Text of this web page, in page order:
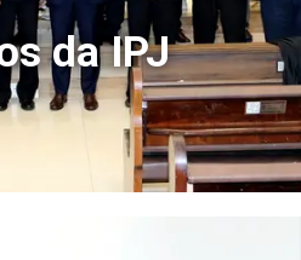
da IPJ